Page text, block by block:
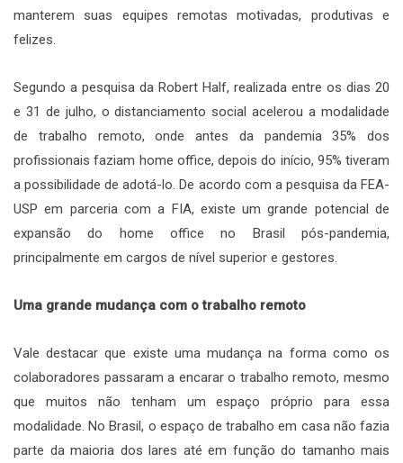
manterem suas equipes remotas motivadas, produtivas e
felizes.
Segundo a pesquisa da Robert Half, realizada entre os dias 20
e 31 de julho, o distanciamento social acelerou a modalidade
de trabalho remoto, onde antes da pandemia 35% dos
profissionais faziam home office, depois do início, 95% tiveram
a possibilidade de adotá-lo. De acordo com a pesquisa da FEA-
USP em parceria com a FIA, existe um grande potencial de
expansão do home office no Brasil pós-pandemia,
principalmente em cargos de nível superior e gestores.
Uma grande mudança com o trabalho remoto
Vale destacar que existe uma mudança na forma como os
colaboradores passaram a encarar o trabalho remoto, mesmo
que muitos não tenham um espaço próprio para essa
modalidade. No Brasil, o espaço de trabalho em casa não fazia
parte da maioria dos lares até em função do tamanho mais